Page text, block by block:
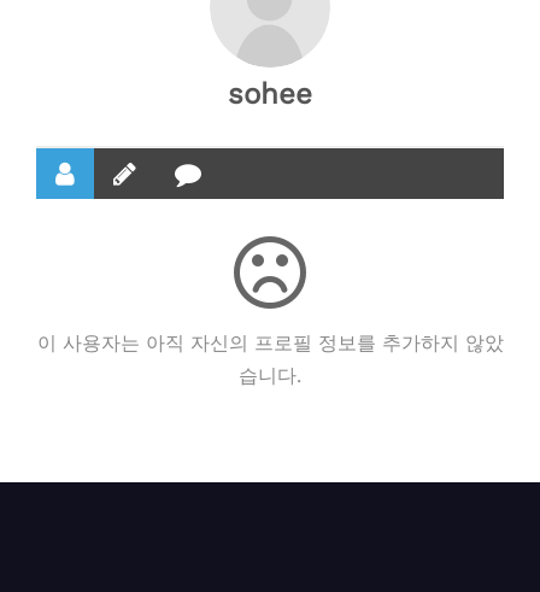
sohee
이 사용자는 아직 자신의 프로필 정보를 추가하지 않았
습니다.